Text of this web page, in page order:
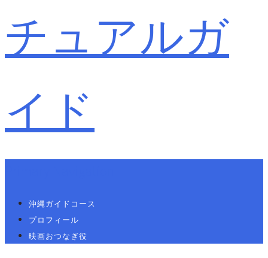
沖縄ガイドコース
プロフィール
映画おつなぎ役